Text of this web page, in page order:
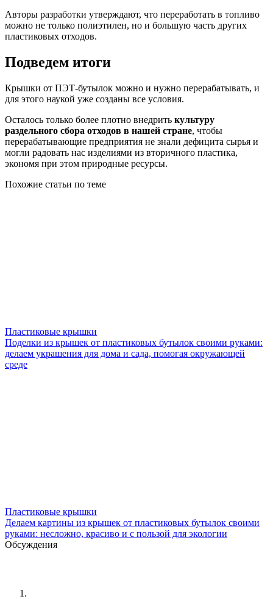
Авторы разработки утверждают, что переработать в топливо
можно не только полиэтилен, но и большую часть других
пластиковых отходов.
Подведем итоги
Крышки от ПЭТ-бутылок можно и нужно перерабатывать, и
для этого наукой уже созданы все условия.
Осталось только более плотно внедрить культуру
раздельного сбора отходов в нашей стране, чтобы
перерабатывающие предприятия не знали дефицита сырья и
могли радовать нас изделиями из вторичного пластика,
экономя при этом природные ресурсы.
Похожие статьи по теме
Пластиковые крышки
Поделки из крышек от пластиковых бутылок своими руками:
делаем украшения для дома и сада, помогая окружающей
среде
Пластиковые крышки
Делаем картины из крышек от пластиковых бутылок своими
руками: несложно, красиво и с пользой для экологии
Обсуждения